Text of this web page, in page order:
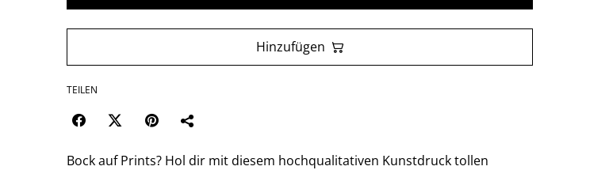
Hinzufügen
TEILEN
Bock auf Prints? Hol dir mit diesem hochqualitativen Kunstdruck tollen